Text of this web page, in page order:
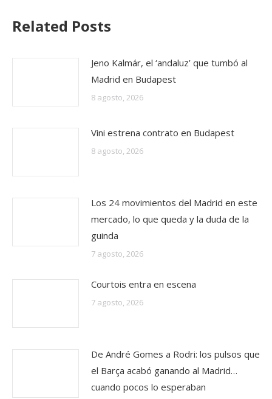
Related Posts
Jeno Kalmár, el ‘andaluz’ que tumbó al
Madrid en Budapest
8 agosto, 2026
Vini estrena contrato en Budapest
8 agosto, 2026
Los 24 movimientos del Madrid en este
mercado, lo que queda y la duda de la
guinda
7 agosto, 2026
Courtois entra en escena
7 agosto, 2026
De André Gomes a Rodri: los pulsos que
el Barça acabó ganando al Madrid…
cuando pocos lo esperaban